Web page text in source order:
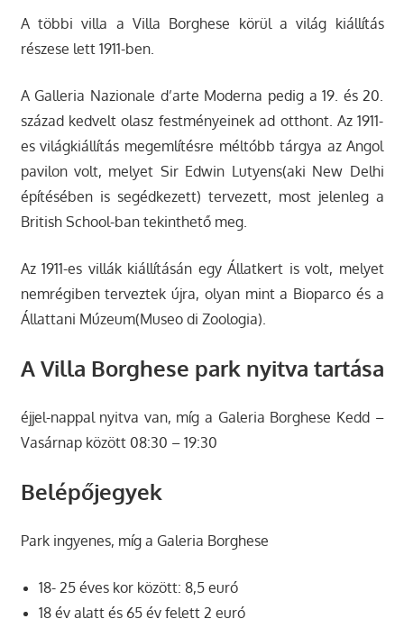
A többi villa a Villa Borghese körül a világ kiállítás
részese lett 1911-ben.
A Galleria Nazionale d’arte Moderna pedig a 19. és 20.
század kedvelt olasz festményeinek ad otthont. Az 1911-
es világkiállítás megemlítésre méltóbb tárgya az Angol
pavilon volt, melyet Sir Edwin Lutyens(aki New Delhi
építésében is segédkezett) tervezett, most jelenleg a
British School-ban tekinthető meg.
Az 1911-es villák kiállításán egy Állatkert is volt, melyet
nemrégiben terveztek újra, olyan mint a Bioparco és a
Állattani Múzeum(Museo di Zoologia).
A Villa Borghese park nyitva tartása
éjjel-nappal nyitva van, míg a Galeria Borghese Kedd –
Vasárnap között 08:30 – 19:30
Belépőjegyek
Park ingyenes, míg a Galeria Borghese
18- 25 éves kor között: 8,5 euró
18 év alatt és 65 év felett 2 euró